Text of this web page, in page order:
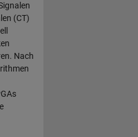
(CT)
Nach